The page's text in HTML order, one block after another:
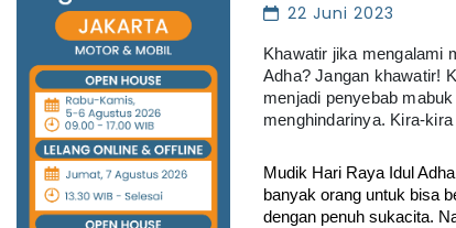
22 Juni 2023
Khawatir jika mengalami
Adha? Jangan khawatir!
menjadi penyebab
menghindarinya. Kira-
Mudik Hari Raya Idul
banyak orang untuk bisa
dengan penuh sukacita.